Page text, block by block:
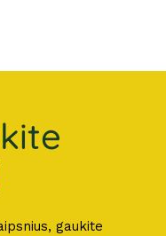
gaukite